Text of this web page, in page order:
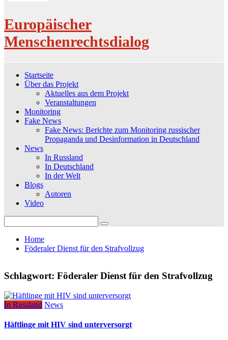
Europäischer
Menschenrechtsdialog
Startseite
Über das Projekt
Aktuelles aus dem Projekt
Veranstaltungen
Monitoring
Fake News
Fake News: Berichte zum Monitoring russischer
Propaganda und Desinformation in Deutschland
News
In Russland
In Deutschland
In der Welt
Blogs
Autoren
Video
for:
Home
Föderaler Dienst für den Strafvollzug
Schlagwort: Föderaler Dienst für den Strafvollzug
In Russland News
Häftlinge mit HIV sind unterversorgt